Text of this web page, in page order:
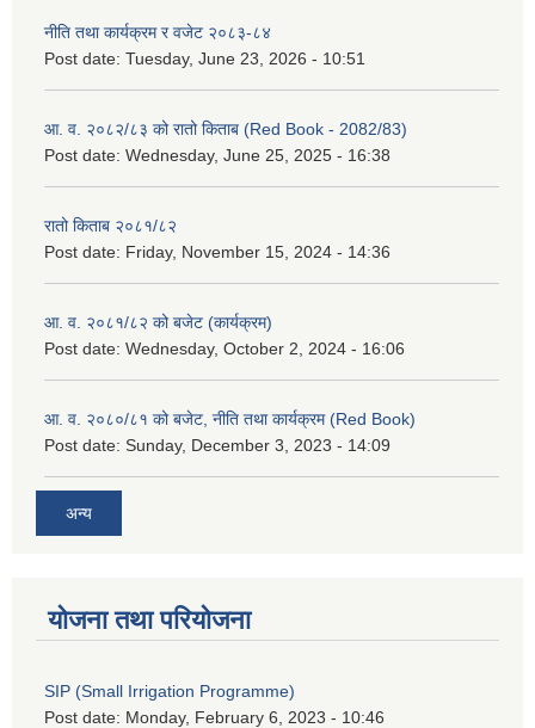
नीति तथा कार्यक्रम र वजेट २०८३-८४
Post date: Tuesday, June 23, 2026 - 10:51
आ. व. २०८२/८३ को रातो किताब (Red Book - 2082/83)
Post date: Wednesday, June 25, 2025 - 16:38
रातो किताब २०८१/८२
Post date: Friday, November 15, 2024 - 14:36
आ. व. २०८१/८२ को बजेट (कार्यक्रम)
Post date: Wednesday, October 2, 2024 - 16:06
आ. व. २०८०/८१ को बजेट, नीति तथा कार्यक्रम (Red Book)
Post date: Sunday, December 3, 2023 - 14:09
अन्य
योजना तथा परियोजना
SIP (Small Irrigation Programme)
Post date: Monday, February 6, 2023 - 10:46